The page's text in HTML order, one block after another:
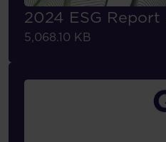
2024 ESG Report
5,068.10 KB